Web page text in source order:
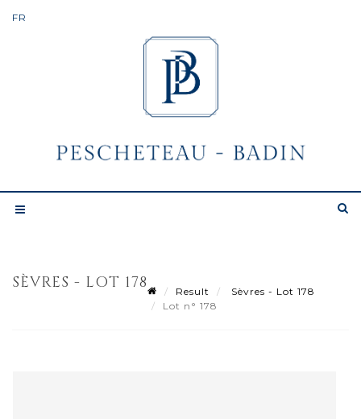
SÈVRES - LOT 178 Result
Sèvres - Lot 178
Lot n° 178